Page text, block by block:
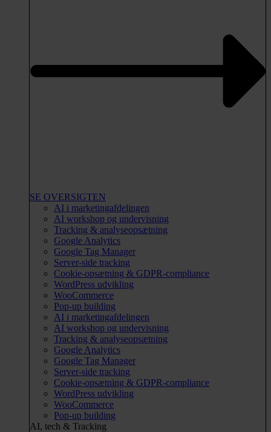
SE OVERSIGTEN
AI i marketingafdelingen
AI workshop og undervisning
Tracking & analyseopsætning
Google Analytics
Google Tag Manager
Server-side tracking
Cookie-opsætning & GDPR-compliance
WordPress udvikling
WooCommerce
Pop-up building
AI i marketingafdelingen
AI workshop og undervisning
Tracking & analyseopsætning
Google Analytics
Google Tag Manager
Server-side tracking
Cookie-opsætning & GDPR-compliance
WordPress udvikling
WooCommerce
Pop-up building
AI, tech & Tracking